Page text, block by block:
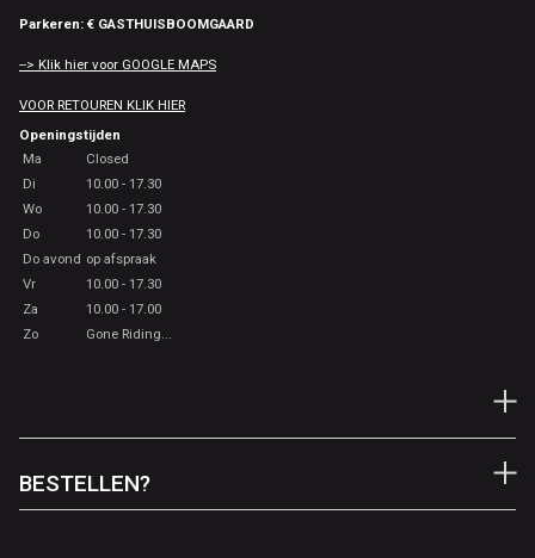
Parkeren: € GASTHUISBOOMGAARD
--> Klik hier voor GOOGLE MAPS
VOOR RETOUREN KLIK HIER
Openingstijden
Ma
Closed
Di
10.00 - 17.30
Wo
10.00 - 17.30
Do
10.00 - 17.30
Do avond op afspraak
Vr
10.00 - 17.30
Za
10.00 - 17.00
Zo
Gone Riding...
BESTELLEN?